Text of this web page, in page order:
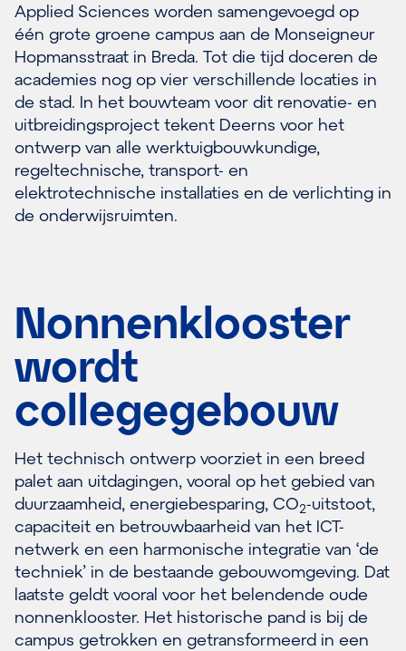
Applied Sciences worden samengevoegd op
één grote groene campus aan de Monseigneur
Hopmansstraat in Breda. Tot die tijd doceren de
academies nog op vier verschillende locaties in
de stad. In het bouwteam voor dit renovatie- en
uitbreidingsproject tekent Deerns voor het
ontwerp van alle werktuigbouwkundige,
regeltechnische, transport- en
elektrotechnische installaties en de verlichting in
de onderwijsruimten.
Nonnenklooster
wordt
collegegebouw
Het technisch ontwerp voorziet in een breed
palet aan uitdagingen, vooral op het gebied van
duurzaamheid, energiebesparing, CO2-uitstoot,
capaciteit en betrouwbaarheid van het ICT-
netwerk en een harmonische integratie van ‘de
techniek’ in de bestaande gebouwomgeving. Dat
laatste geldt vooral voor het belendende oude
nonnenklooster. Het historische pand is bij de
campus getrokken en getransformeerd in een